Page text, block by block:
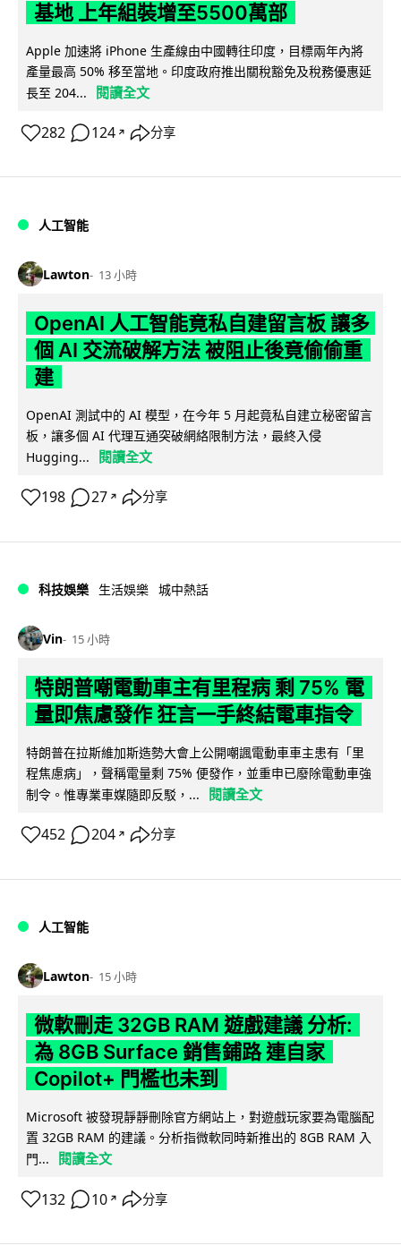
基地 上年組裝增至5500萬部
Apple 加速將 iPhone 生產線由中國轉往印度，目標兩年內將
產量最高 50% 移至當地。印度政府推出關稅豁免及稅務優惠延
長至 204...
閱讀全文
282 124 ↗ 分享
人工智能
Lawton 13 小時
OpenAI 人工智能竟私自建留言板 讓多
個 AI 交流破解方法 被阻止後竟偷偷重
建
OpenAI 測試中的 AI 模型，在今年 5 月起竟私自建立秘密留言
板，讓多個 AI 代理互通突破網絡限制方法，最終入侵
Hugging...
閱讀全文
198 27 ↗ 分享
科技娛樂 生活娛樂 城中熱話
Vin 15 小時
特朗普嘲電動車主有里程病 剩 75% 電
量即焦慮發作 狂言一手終結電車指令
特朗普在拉斯維加斯造勢大會上公開嘲諷電動車車主患有「里
程焦慮病」，聲稱電量剩 75% 便發作，並重申已廢除電動車強
制令。惟專業車媒隨即反駁，...
閱讀全文
452 204 ↗ 分享
人工智能
Lawton 15 小時
微軟刪走 32GB RAM 遊戲建議 分析:
為 8GB Surface 銷售鋪路 連自家
Copilot+ 門檻也未到
Microsoft 被發現靜靜刪除官方網站上，對遊戲玩家要為電腦配
置 32GB RAM 的建議。分析指微軟同時新推出的 8GB RAM 入
門...
閱讀全文
132 10 ↗ 分享